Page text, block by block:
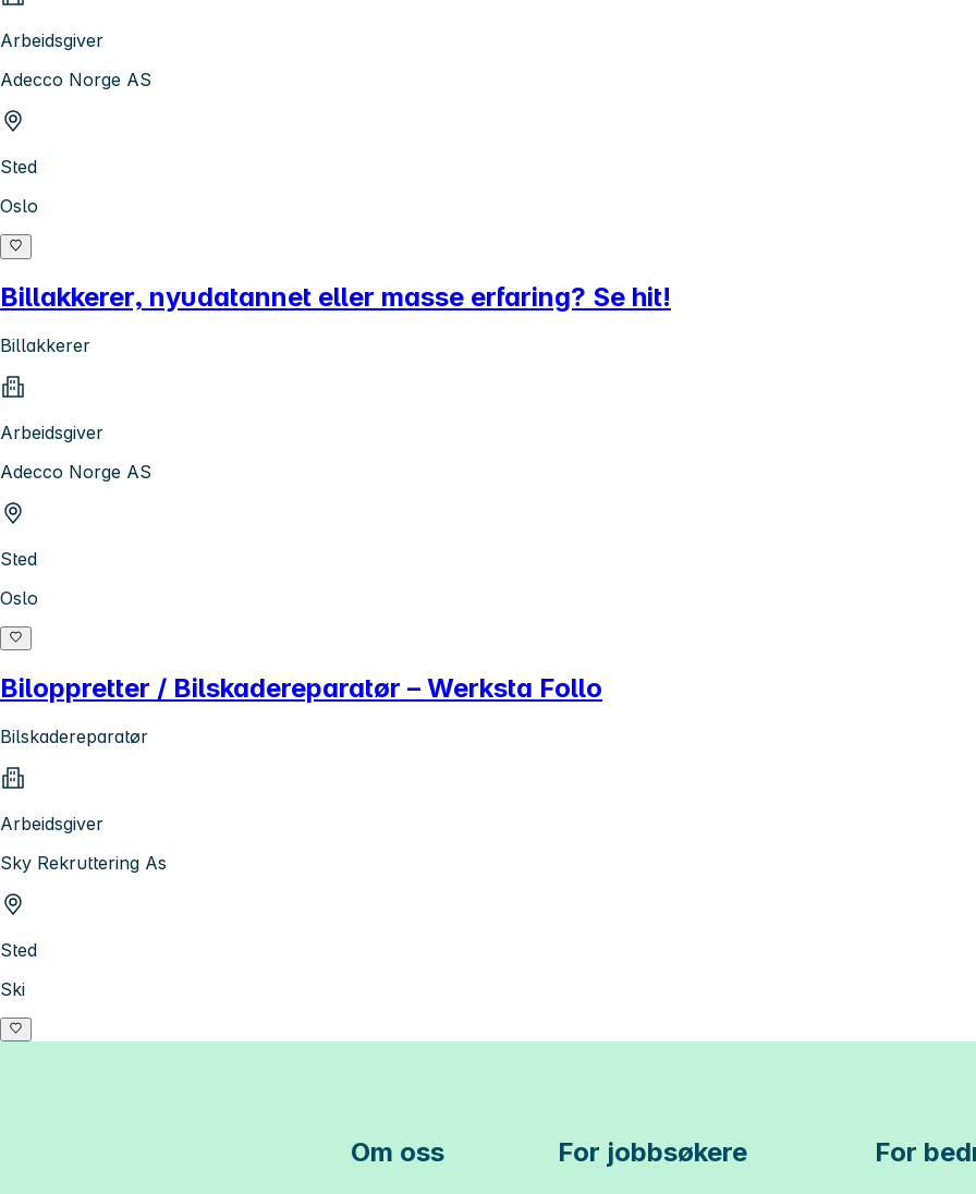
Arbeidsgiver
Adecco Norge AS
Sted
Oslo
Billakkerer, nyudatannet eller masse erfaring? Se hit!
Billakkerer
Arbeidsgiver
Adecco Norge AS
Sted
Oslo
Biloppretter / Bilskadereparatør – Werksta Follo
Bilskadereparatør
Arbeidsgiver
Sky Rekruttering As
Sted
Ski
Om oss For jobbsøkere For